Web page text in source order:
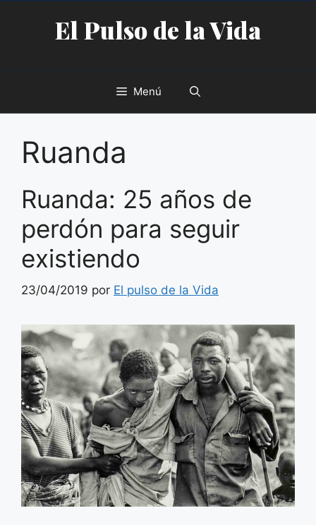
contenidoEl Pulso de la Vida
Menú
Ruanda
Ruanda: 25 años de
perdón para seguir
existiendo
23/04/2019 por El pulso de la Vida